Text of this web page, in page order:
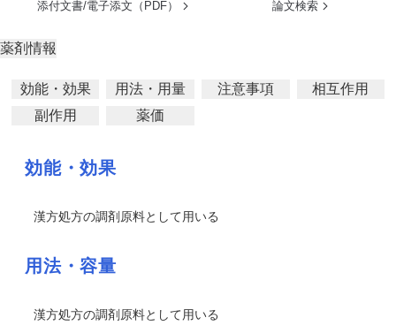
添付文書/電子添文（PDF） 論文検索
薬剤情報
効能・効果 用法・用量 注意事項
相互作用
副作用
薬価
効能・効果
漢方処方の調剤原料として用いる
用法・容量
漢方処方の調剤原料として用いる